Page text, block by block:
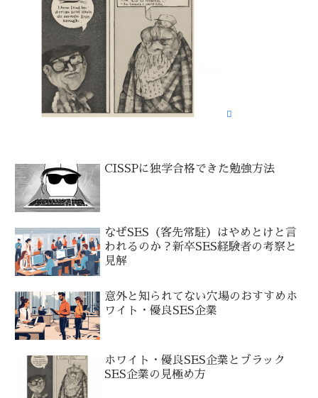
CISSPに独学合格できた勉強方法
なぜSES（客先常駐）はやめとけと言
われるのか？新卒SES経験者の考察と
見解
意外と知られてない穴場のおすすめホ
ワイト・優良SES企業
ホワイト・優良SES企業とブラック
SES企業の見極め方